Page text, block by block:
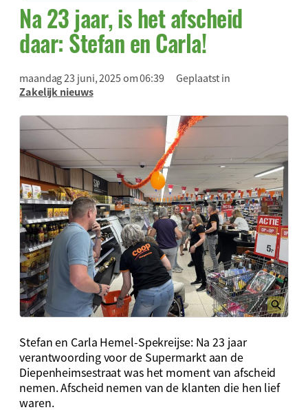
Na 23 jaar, is het afscheid
daar: Stefan en Carla!
maandag 23 juni, 2025 om 06:39
Geplaatst in
Zakelijk nieuws
Stefan en Carla Hemel-Spekreijse: Na 23 jaar
verantwoording voor de Supermarkt aan de
Diepenheimsestraat was het moment van afscheid
nemen. Afscheid nemen van de klanten die hen lief
waren.